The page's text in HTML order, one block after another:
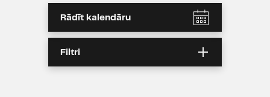
Rādīt kalendāru
Filtri